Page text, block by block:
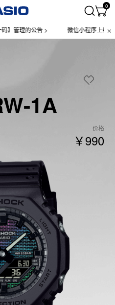
0
的公告 > 微信小程序上线售后服
1A
价格
￥990